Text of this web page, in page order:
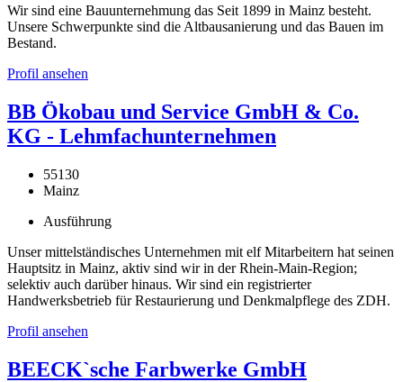
Wir sind eine Bauunternehmung das Seit 1899 in Mainz besteht.
Unsere Schwerpunkte sind die Altbausanierung und das Bauen im
Bestand.
Profil ansehen
BB Ökobau und Service GmbH & Co.
KG - Lehmfachunternehmen
55130
Mainz
Ausführung
Unser mittelständisches Unternehmen mit elf Mitarbeitern hat seinen
Hauptsitz in Mainz, aktiv sind wir in der Rhein-Main-Region;
selektiv auch darüber hinaus. Wir sind ein registrierter
Handwerksbetrieb für Restaurierung und Denkmalpflege des ZDH.
Profil ansehen
BEECK`sche Farbwerke GmbH